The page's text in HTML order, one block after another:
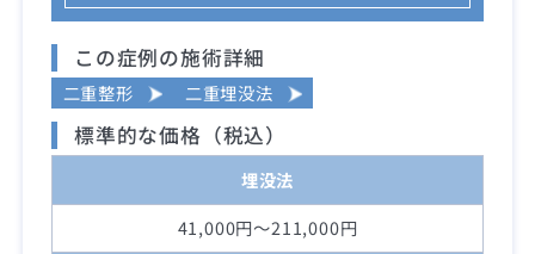
この症例の施術詳細
二重整形 二重埋没法
標準的な価格（税込）
埋没法
41,000円～211,000円